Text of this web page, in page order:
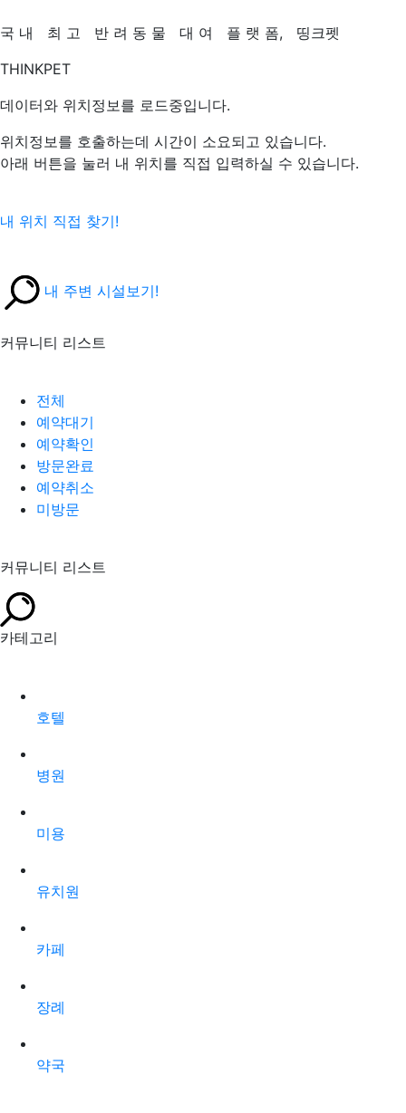
국 내 최 고 반 려 동 물 대 여 플 랫 폼,
띵크펫
THINKPET
데이터와 위치정보를 로드중입니다.
위치정보를 호출하는데 시간이 소요되고 있습니다.
아래 버튼을 눌러 내 위치를 직접 입력하실 수 있습니다.
내 위치 직접 찾기!
내 주변 시설보기!
커뮤니티 리스트
전체
예약대기
예약확인
방문완료
예약취소
미방문
커뮤니티 리스트
카테고리
호텔
병원
미용
유치원
카페
장례
약국